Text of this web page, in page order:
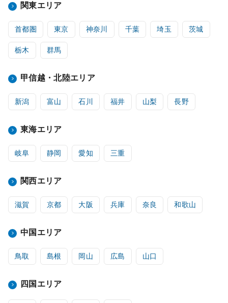
関東エリア
首都圏 東京 神奈川 千葉 埼玉 茨城
栃木 群馬
甲信越・北陸エリア
新潟 富山 石川 福井 山梨 長野
東海エリア
岐阜 静岡 愛知 三重
関西エリア
滋賀 京都 大阪 兵庫 奈良 和歌山
中国エリア
鳥取 島根 岡山 広島 山口
四国エリア